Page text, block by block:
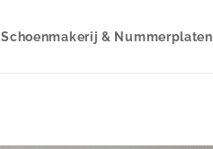
Schoenmakerij & Nummerplaten